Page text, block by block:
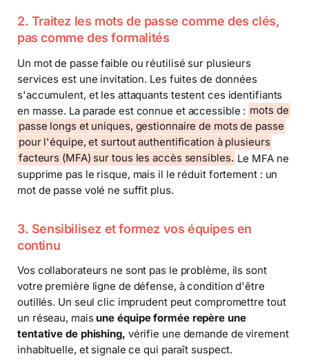
2. Traitez les mots de passe comme des clés,
pas comme des formalités
Un mot de passe faible ou réutilisé sur plusieurs
services est une invitation. Les fuites de données
s'accumulent, et les attaquants testent ces identifiants
en masse. La parade est connue et accessible : mots de
passe longs et uniques, gestionnaire de mots de passe
pour l'équipe, et surtout authentification à plusieurs
facteurs (MFA) sur tous les accès sensibles. Le MFA ne
supprime pas le risque, mais il le réduit fortement : un
mot de passe volé ne suffit plus.
3. Sensibilisez et formez vos équipes en
continu
Vos collaborateurs ne sont pas le problème, ils sont
votre première ligne de défense, à condition d'être
outillés. Un seul clic imprudent peut compromettre tout
un réseau, mais une équipe formée repère une
tentative de phishing, vérifie une demande de virement
inhabituelle, et signale ce qui paraît suspect.